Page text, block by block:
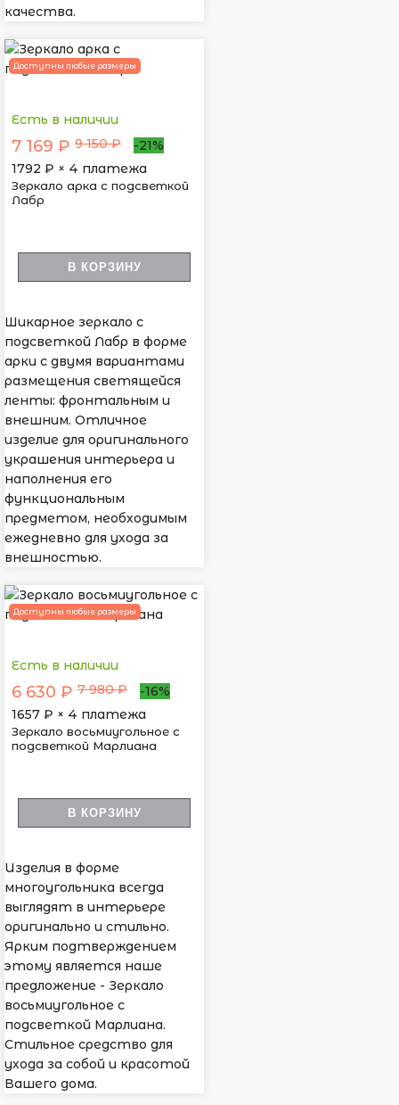
качества.
Доступны любые размеры
Есть в наличии
7 169 ₽ 9 150 ₽
-21%
1792 ₽ × 4 платежа
Зеркало арка с подсветкой
Лабр
В КОРЗИНУ
Шикарное зеркало с
подсветкой Лабр в форме
арки с двумя вариантами
размещения светящейся
ленты: фронтальным и
внешним. Отличное
изделие для оригинального
украшения интерьера и
наполнения его
функциональным
предметом, необходимым
ежедневно для ухода за
внешностью.
Доступны любые размеры
Есть в наличии
6 630 ₽ 7 980 ₽
-16%
1657 ₽ × 4 платежа
Зеркало восьмиугольное с
подсветкой Марлиана
В КОРЗИНУ
Изделия в форме
многоугольника всегда
выглядят в интерьере
оригинально и стильно.
Ярким подтверждением
этому является наше
предложение - Зеркало
восьмиугольное с
подсветкой Марлиана.
Стильное средство для
ухода за собой и красотой
Вашего дома.